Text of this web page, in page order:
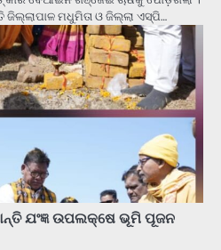
ଜିଲ୍ଲାପାଳ ମଧୁମିତା ଓ ଜିଲ୍ଲା ଏସ୍‌ପି…
ଯଂଜ୍ଞ ଉପଲକ୍ଷେ ଭୂମି ପୂଜନ